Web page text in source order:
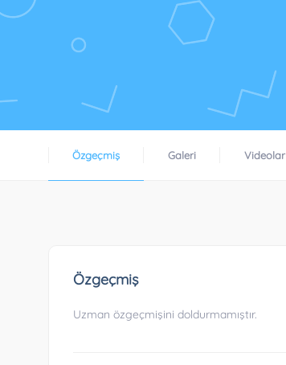
Özgeçmiş Galeri Videolar
Özgeçmiş
Uzman özgeçmişini doldurmamıştır.